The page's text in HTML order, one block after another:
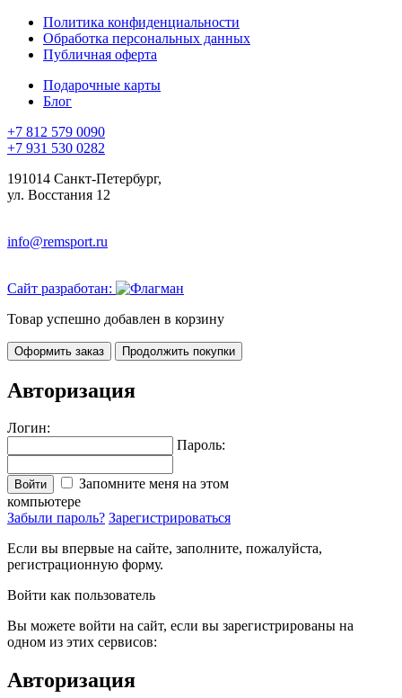
Политика конфиденциальности
Обработка персональных данных
Публичная оферта
Подарочные карты
Блог
+7 812 579 0090
+7 931 530 0282
191014 Санкт-Петербург,
ул. Восстания 12
info@remsport.ru
Сайт разработан:
Товар успешно добавлен в корзину
Оформить заказ Продолжить покупки
Авторизация
Логин:
Пароль:
Войти
Запомните меня на этом
компьютере
Забыли пароль? Зарегистрироваться
Если вы впервые на сайте, заполните, пожалуйста,
регистрационную форму.
Войти как пользователь
Вы можете войти на сайт, если вы зарегистрированы на
одном из этих сервисов:
Авторизация